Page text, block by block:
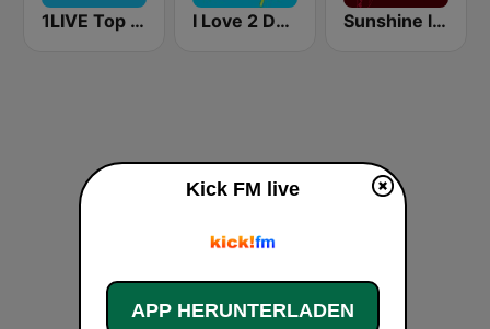
1LIVE Top Hits I Love 2 Dance Sunshine live - Hands up
Kick FM live
APP HERUNTERLADEN